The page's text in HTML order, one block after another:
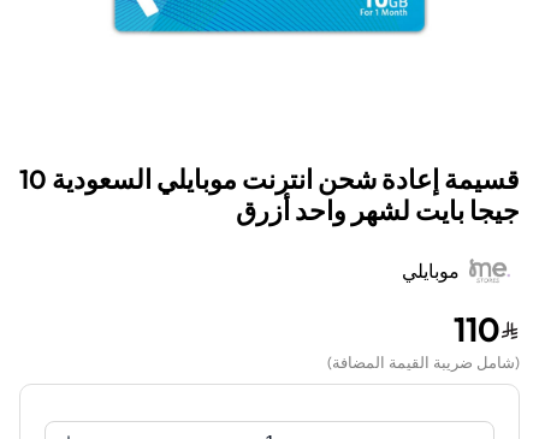
قسيمة إعادة شحن انترنت موبايلي السعودية 10
جيجا بايت لشهر واحد أزرق
موبايلي
110
(شامل ضريبة القيمة المضافة)